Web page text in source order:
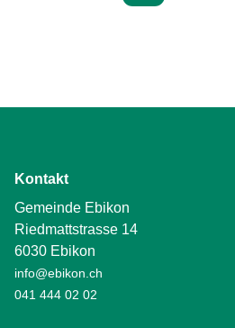
Kontakt
Gemeinde Ebikon
Riedmattstrasse 14
6030 Ebikon
info@ebikon.ch
041 444 02 02